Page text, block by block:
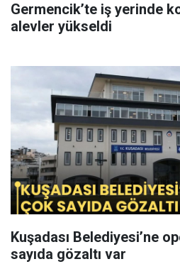
Germencik’te iş yerinde
alevler yükseldi
Kuşadası Belediyesi’ne
sayıda gözaltı var